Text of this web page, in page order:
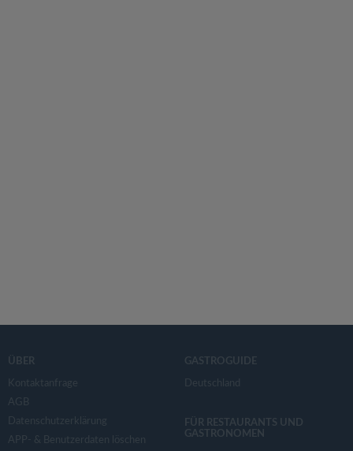
ÜBER
Kontaktanfrage
AGB
Datenschutzerklärung
APP- & Benutzerdaten löschen
GASTROGUIDE
Deutschland
FÜR RESTAURANTS UND
GASTRONOMEN